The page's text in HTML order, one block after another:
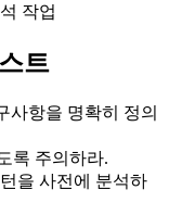
작업
트
사항을 명확히 정의
록 주의하라.
을 사전에 분석하